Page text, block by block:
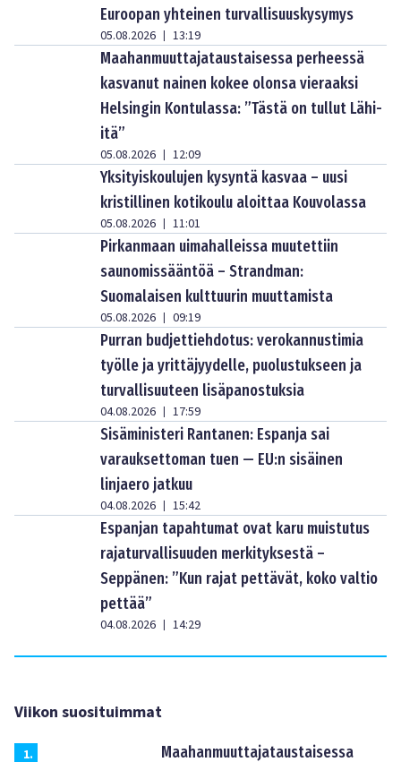
Euroopan yhteinen turvallisuuskysymys
05.08.2026 | 13:19
Maahanmuuttajataustaisessa perheessä
kasvanut nainen kokee olonsa vieraaksi
Helsingin Kontulassa: ”Tästä on tullut Lähi-
itä”
05.08.2026 | 12:09
Yksityiskoulujen kysyntä kasvaa – uusi
kristillinen kotikoulu aloittaa Kouvolassa
05.08.2026 | 11:01
Pirkanmaan uimahalleissa muutettiin
saunomissääntöä – Strandman:
Suomalaisen kulttuurin muuttamista
05.08.2026 | 09:19
Purran budjettiehdotus: verokannustimia
työlle ja yrittäjyydelle, puolustukseen ja
turvallisuuteen lisäpanostuksia
04.08.2026 | 17:59
Sisäministeri Rantanen: Espanja sai
varauksettoman tuen — EU:n sisäinen
linjaero jatkuu
04.08.2026 | 15:42
Espanjan tapahtumat ovat karu muistutus
rajaturvallisuuden merkityksestä –
Seppänen: ”Kun rajat pettävät, koko valtio
pettää”
04.08.2026 | 14:29
Viikon suosituimmat
1. Maahanmuuttajataustaisessa